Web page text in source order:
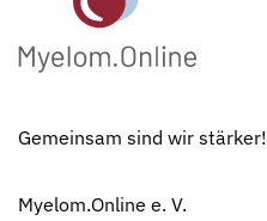
Gemeinsam sind wir stärker!
Myelom.Online e. V.